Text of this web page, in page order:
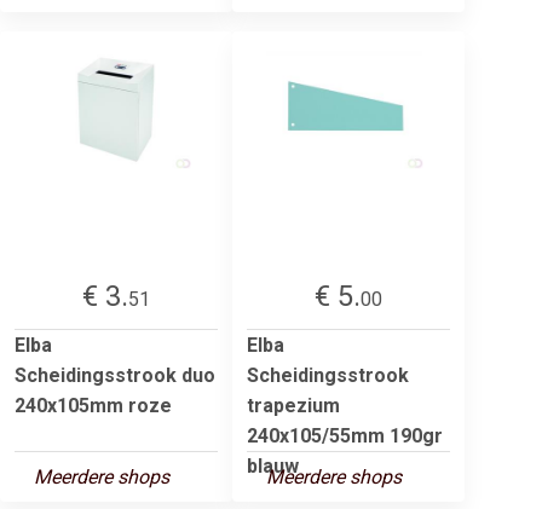
€ 3.51
Elba
Scheidingsstrook duo
240x105mm roze
Meerdere shops
€ 5.00
Elba
Scheidingsstrook
trapezium
240x105/55mm 190gr
blauw
Meerdere shops